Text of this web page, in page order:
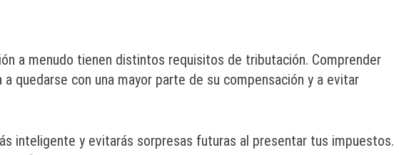
a menudo tienen distintos requisitos de tributación. Comprender
quedarse con una mayor parte de su compensación y a evitar
inteligente y evitarás sorpresas futuras al presentar tus impuestos.